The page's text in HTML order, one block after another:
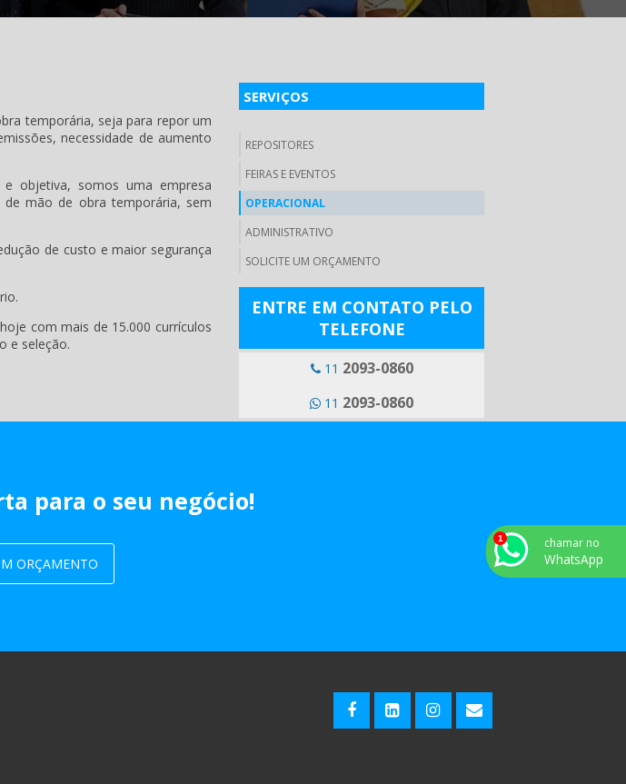
temporária, seja para repor um
necessidade de aumento
objetiva, somos uma empresa
mão de obra temporária, sem
de custo e maior segurança
com mais de 15.000 currículos
e seleção.
SERVIÇOS
REPOSITORES
FEIRAS E EVENTOS
OPERACIONAL
ADMINISTRATIVO
SOLICITE UM ORÇAMENTO
ENTRE EM CONTATO PELO
TELEFONE
11 2093-0860
11 2093-0860
para o seu negócio!
ORÇAMENTO
chamar no
WhatsApp